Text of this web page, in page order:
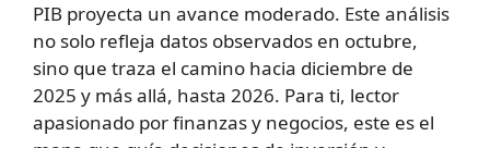
PIB proyecta un avance moderado. Este análisis
no solo refleja datos observados en octubre,
sino que traza el camino hacia diciembre de
2025 y más allá, hasta 2026. Para ti, lector
apasionado por finanzas y negocios, este es el